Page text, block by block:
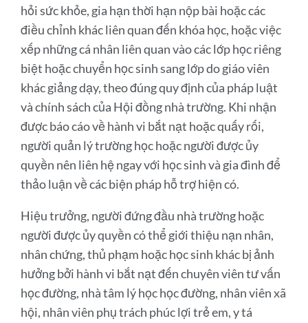
hỏi sức khỏe, gia hạn thời hạn nộp bài hoặc các
điều chỉnh khác liên quan đến khóa học, hoặc việc
xếp những cá nhân liên quan vào các lớp học riêng
biệt hoặc chuyển học sinh sang lớp do giáo viên
khác giảng dạy, theo đúng quy định của pháp luật
và chính sách của Hội đồng nhà trường. Khi nhận
được báo cáo về hành vi bắt nạt hoặc quấy rối,
người quản lý trường học hoặc người được ủy
quyền nên liên hệ ngay với học sinh và gia đình để
thảo luận về các biện pháp hỗ trợ hiện có.
Hiệu trưởng, người đứng đầu nhà trường hoặc
người được ủy quyền có thể giới thiệu nạn nhân,
nhân chứng, thủ phạm hoặc học sinh khác bị ảnh
hưởng bởi hành vi bắt nạt đến chuyên viên tư vấn
học đường, nhà tâm lý học học đường, nhân viên xã
hội, nhân viên phụ trách phúc lợi trẻ em, y tá